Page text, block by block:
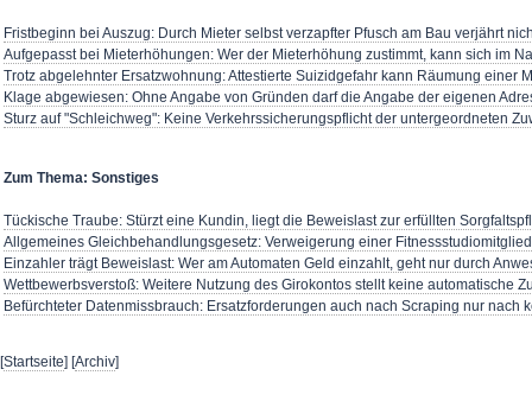
Fristbeginn bei Auszug: Durch Mieter selbst verzapfter Pfusch am Bau verjährt
Aufgepasst bei Mieterhöhungen: Wer der Mieterhöhung zustimmt, kann sich im
Trotz abgelehnter Ersatzwohnung: Attestierte Suizidgefahr kann Räumung einer
Klage abgewiesen: Ohne Angabe von Gründen darf die Angabe der eigenen
Sturz auf "Schleichweg": Keine Verkehrssicherungspflicht der untergeordneten
Zum Thema: Sonstiges
Tückische Traube: Stürzt eine Kundin, liegt die Beweislast zur erfüllten
Allgemeines Gleichbehandlungsgesetz: Verweigerung einer
Einzahler trägt Beweislast: Wer am Automaten Geld einzahlt, geht nur durch
Wettbewerbsverstoß: Weitere Nutzung des Girokontos stellt keine automatische
Befürchteter Datenmissbrauch: Ersatzforderungen auch nach Scraping nur nach
[Startseite] [Archiv]